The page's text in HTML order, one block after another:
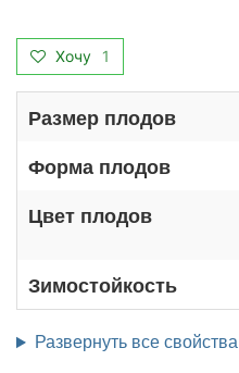
Хочу 1
Размер плодов
Форма плодов
Цвет плодов
Зимостойкость
Развернуть все свойства